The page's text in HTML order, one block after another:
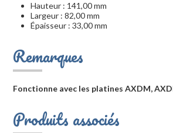
Hauteur : 141,00 mm
Largeur : 82,00 mm
Épaisseur : 33,00 mm
Remarques
Fonctionne avec les platines AXDM,
Produits associés